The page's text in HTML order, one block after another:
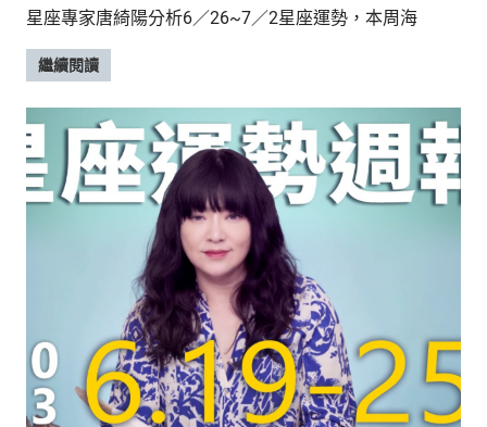
度
尚
流、
生
活
旅
遊、
兩
性
鮮
內
容，
讓
星座專家唐綺陽分析6／26~7／2星座運勢，本周海
繼續閱讀